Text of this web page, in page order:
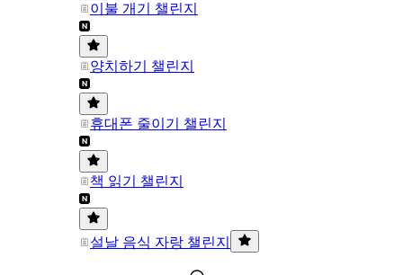
이불 개기 챌린지
양치하기 챌린지
휴대폰 줄이기 챌린지
책 읽기 챌린지
설날 음식 자랑 챌린지